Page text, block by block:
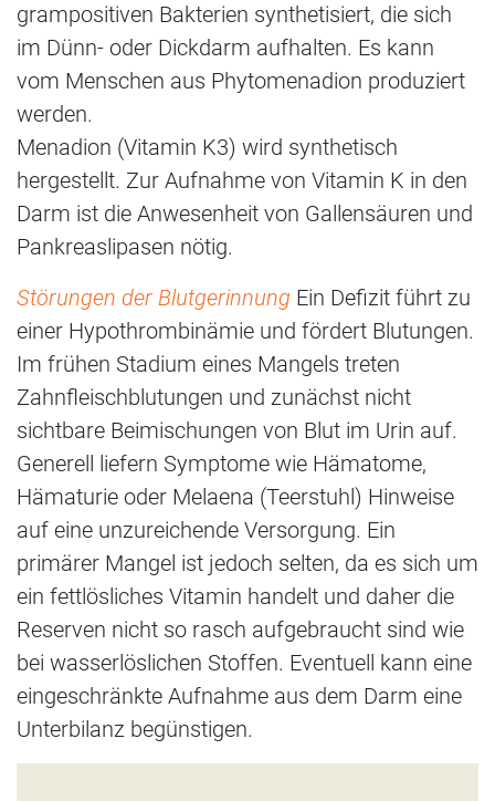
grampositiven Bakterien synthetisiert, die sich
im Dünn- oder Dickdarm aufhalten. Es kann
vom Menschen aus Phytomenadion produziert
werden.
Menadion (Vitamin K3) wird synthetisch
hergestellt. Zur Aufnahme von Vitamin K in den
Darm ist die Anwesenheit von Gallensäuren und
Pankreaslipasen nötig.
Störungen der Blutgerinnung Ein Defizit führt zu
einer Hypothrombinämie und fördert Blutungen.
Im frühen Stadium eines Mangels treten
Zahnfleischblutungen und zunächst nicht
sichtbare Beimischungen von Blut im Urin auf.
Generell liefern Symptome wie Hämatome,
Hämaturie oder Melaena (Teerstuhl) Hinweise
auf eine unzureichende Versorgung. Ein
primärer Mangel ist jedoch selten, da es sich um
ein fettlösliches Vitamin handelt und daher die
Reserven nicht so rasch aufgebraucht sind wie
bei wasserlöslichen Stoffen. Eventuell kann eine
eingeschränkte Aufnahme aus dem Darm eine
Unterbilanz begünstigen.